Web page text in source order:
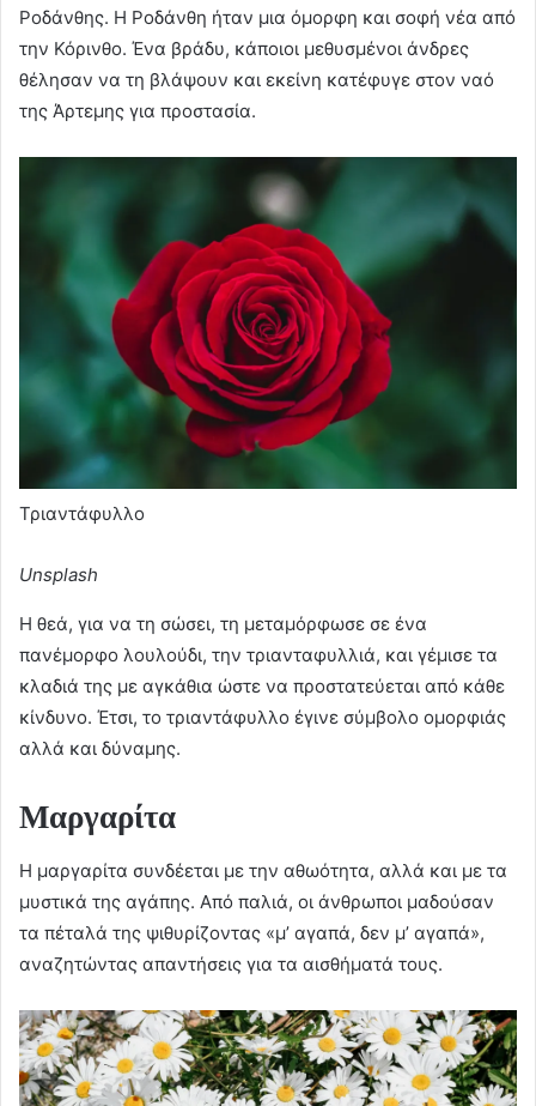
Ροδάνθης. Η Ροδάνθη ήταν μια όμορφη και σοφή νέα από
την Κόρινθο. Ένα βράδυ, κάποιοι μεθυσμένοι άνδρες
θέλησαν να τη βλάψουν και εκείνη κατέφυγε στον ναό
της Άρτεμης για προστασία.
Τριαντάφυλλο
Unsplash
Η θεά, για να τη σώσει, τη μεταμόρφωσε σε ένα
πανέμορφο λουλούδι, την τριανταφυλλιά, και γέμισε τα
κλαδιά της με αγκάθια ώστε να προστατεύεται από κάθε
κίνδυνο. Έτσι, το τριαντάφυλλο έγινε σύμβολο ομορφιάς
αλλά και δύναμης.
Μαργαρίτα
Η μαργαρίτα συνδέεται με την αθωότητα, αλλά και με τα
μυστικά της αγάπης. Από παλιά, οι άνθρωποι μαδούσαν
τα πέταλά της ψιθυρίζοντας «μ’ αγαπά, δεν μ’ αγαπά»,
αναζητώντας απαντήσεις για τα αισθήματά τους.